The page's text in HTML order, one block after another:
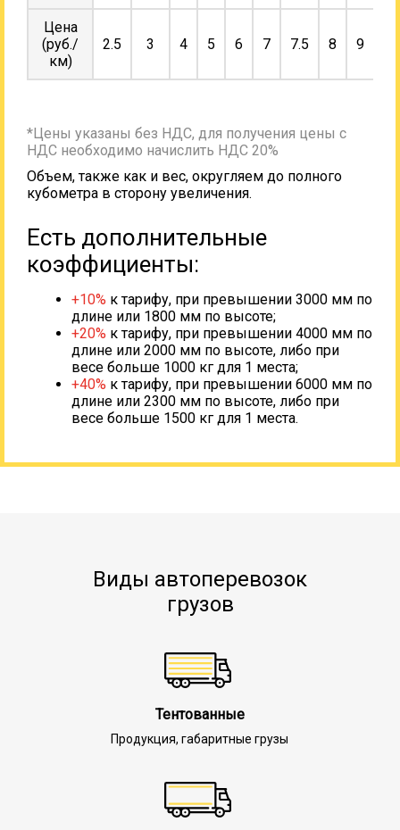
Цена
(руб./
км)
2.5 3 4 5 6 7 7.5 8 9
*Цены указаны без НДС, для получения цены с
НДС необходимо начислить НДС 20%
Объем, также как и вес, округляем до полного
кубометра в сторону увеличения.
Есть дополнительные
коэффициенты:
+10% к тарифу, при превышении 3000 мм по
длине или 1800 мм по высоте;
+20% к тарифу, при превышении 4000 мм по
длине или 2000 мм по высоте, либо при
весе больше 1000 кг для 1 места;
+40% к тарифу, при превышении 6000 мм по
длине или 2300 мм по высоте, либо при
весе больше 1500 кг для 1 места.
Виды автоперевозок
грузов
Тентованные
Продукция, габаритные грузы